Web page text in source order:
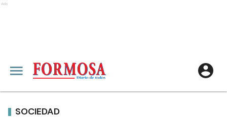
Ads
SOCIEDAD